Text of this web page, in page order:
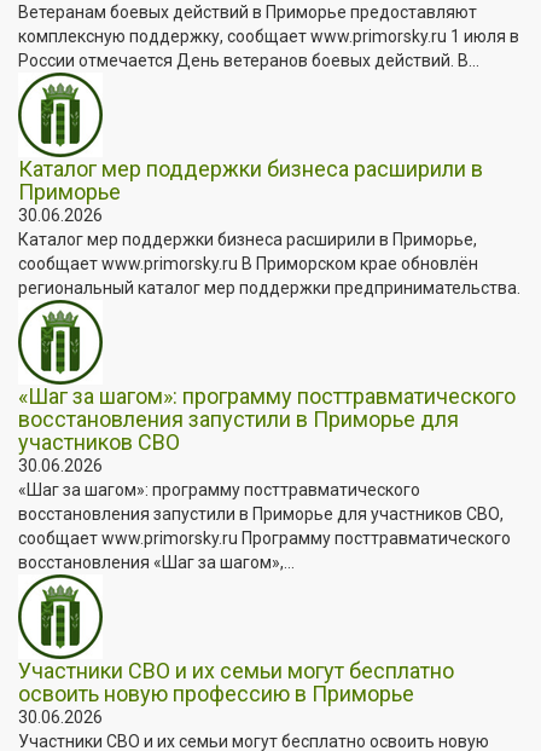
Ветеранам боевых действий в Приморье предоставляют
комплексную поддержку, сообщает www.primorsky.ru 1 июля в
России отмечается День ветеранов боевых действий. В...
Каталог мер поддержки бизнеса расширили в
Приморье
30.06.2026
Каталог мер поддержки бизнеса расширили в Приморье,
сообщает www.primorsky.ru В Приморском крае обновлён
региональный каталог мер поддержки предпринимательства.
«Шаг за шагом»: программу посттравматического
восстановления запустили в Приморье для
участников СВО
30.06.2026
«Шаг за шагом»: программу посттравматического
восстановления запустили в Приморье для участников СВО,
сообщает www.primorsky.ru Программу посттравматического
восстановления «Шаг за шагом»,...
Участники СВО и их семьи могут бесплатно
освоить новую профессию в Приморье
30.06.2026
Участники СВО и их семьи могут бесплатно освоить новую